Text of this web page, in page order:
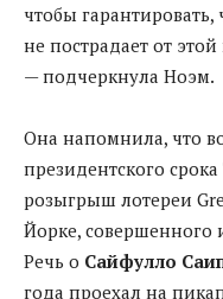
чтобы
не пострадает от
— подчеркнула Ноэм.
Она напомнила, что
президентского
розыгрыш лотереи
Йорке, совершенного
Речь о Сайфулло
года проехал на